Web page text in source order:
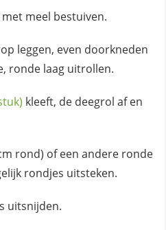
meel bestuiven.
leggen, even doorkneden
ronde laag uitrollen.
kleeft, de deegrol af en
rond) of een andere ronde
rondjes uitsteken.
uitsnijden.